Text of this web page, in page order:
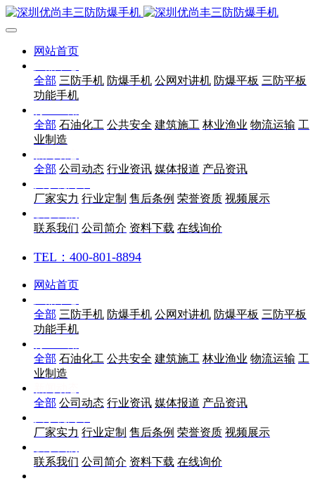
网站首页
全部 三防手机 防爆手机 公网对讲机 防爆平板 三防平板
功能手机
全部 石油化工 公共安全 建筑施工 林业渔业 物流运输 工
业制造
全部 公司动态 行业资讯 媒体报道 产品资讯
厂家实力 行业定制 售后条例 荣誉资质 视频展示
联系我们 公司简介 资料下载 在线询价
TEL：400-801-8894
网站首页
全部 三防手机 防爆手机 公网对讲机 防爆平板 三防平板
功能手机
全部 石油化工 公共安全 建筑施工 林业渔业 物流运输 工
业制造
全部 公司动态 行业资讯 媒体报道 产品资讯
厂家实力 行业定制 售后条例 荣誉资质 视频展示
联系我们 公司简介 资料下载 在线询价